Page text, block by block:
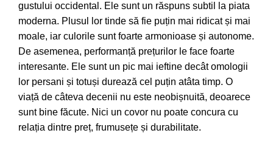
gustului occidental. Ele sunt un răspuns subtil la piata
moderna. Plusul lor tinde să fie puțin mai ridicat și mai
moale, iar culorile sunt foarte armonioase și autonome.
De asemenea, performanță prețurilor le face foarte
interesante. Ele sunt un pic mai ieftine decât omologii
lor persani și totuși durează cel puțin atâta timp. O
viață de câteva decenii nu este neobișnuită, deoarece
sunt bine făcute. Nici un covor nu poate concura cu
relația dintre preț, frumusețe și durabilitate.